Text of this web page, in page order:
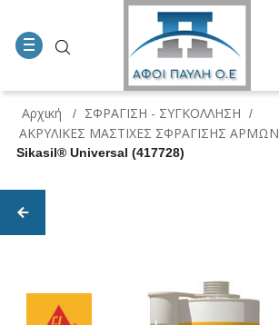
Αρχική / ΣΦΡΑΓΙΣΗ - ΣΥΓΚΟΛΛΗΣΗ /
ΑΚΡΥΛΙΚΕΣ ΜΑΣΤΙΧΕΣ ΣΦΡΑΓΙΣΗΣ ΑΡΜΩΝ
Sikasil® Universal (417728)